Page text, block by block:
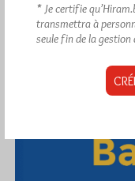
* Je certifie
transmettra à
seule fin de la gestion